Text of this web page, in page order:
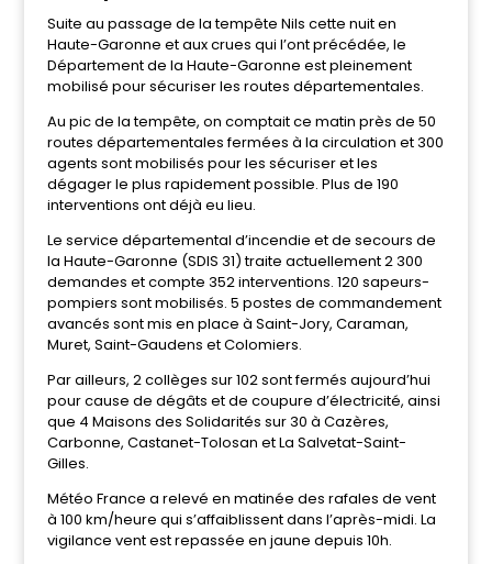
Suite au passage de la tempête Nils cette nuit en
Haute-Garonne et aux crues qui l’ont précédée, le
Département de la Haute-Garonne est pleinement
mobilisé pour sécuriser les routes départementales.
Au pic de la tempête, on comptait ce matin près de 50
routes départementales fermées à la circulation et 300
agents sont mobilisés pour les sécuriser et les
dégager le plus rapidement possible. Plus de 190
interventions ont déjà eu lieu.
Le service départemental d’incendie et de secours de
la Haute-Garonne (SDIS 31) traite actuellement 2 300
demandes et compte 352 interventions. 120 sapeurs-
pompiers sont mobilisés. 5 postes de commandement
avancés sont mis en place à Saint-Jory, Caraman,
Muret, Saint-Gaudens et Colomiers.
Par ailleurs, 2 collèges sur 102 sont fermés aujourd’hui
pour cause de dégâts et de coupure d’électricité, ainsi
que 4 Maisons des Solidarités sur 30 à Cazères,
Carbonne, Castanet-Tolosan et La Salvetat-Saint-
Gilles.
Météo France a relevé en matinée des rafales de vent
à 100 km/heure qui s’affaiblissent dans l’après-midi. La
vigilance vent est repassée en jaune depuis 10h.